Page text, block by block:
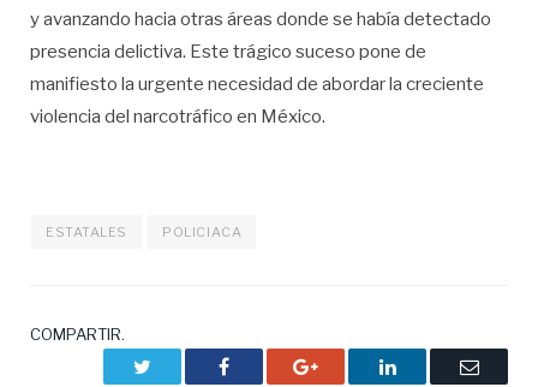
y avanzando hacia otras áreas donde se había detectado
presencia delictiva. Este trágico suceso pone de
manifiesto la urgente necesidad de abordar la creciente
violencia del narcotráfico en México.
ESTATALES POLICIACA
COMPARTIR.
Facebook Google+ LinkedIn
Correo